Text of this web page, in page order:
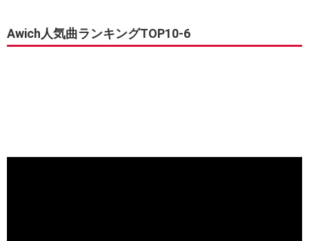
Awich人気曲ランキングTOP10-6